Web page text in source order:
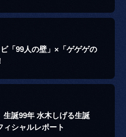
「99人の壁」×「ゲゲゲの
誕99年 水木しげる生誕
ィシャルレポート